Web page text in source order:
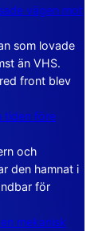
vägen mot
som lovade
än VHS.
front blev
tiden före
och
den hamnat i
för
mekanisk